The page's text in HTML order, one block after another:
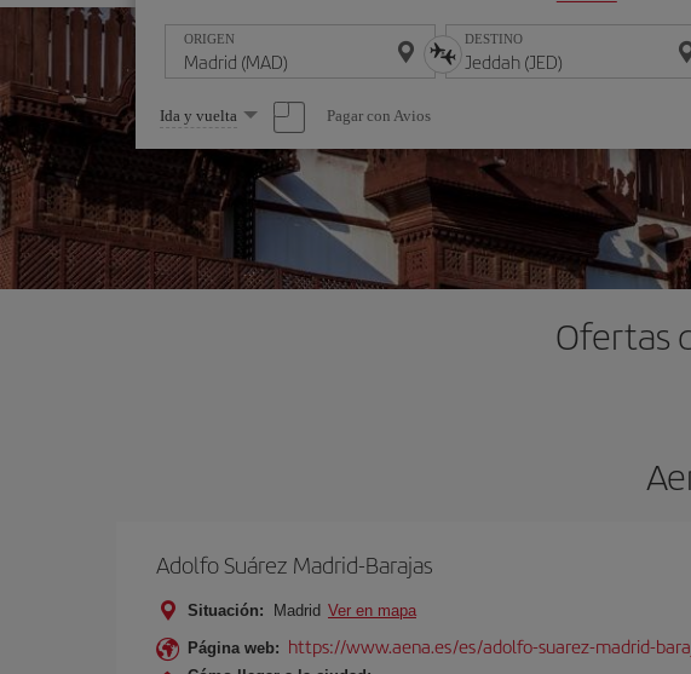
ORIGEN DESTINO
Seleccione
una
opción
Ida y vuelta Pagar con Avios
Ofertas
Adolfo Suárez Madrid-Barajas
Situación: Madrid Ver en mapa
Página web: https://www.aena.es/es/adolfo-suarez-madrid-